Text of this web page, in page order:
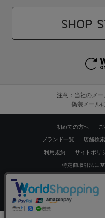
SHOP
注意：当社のメ
偽装メール
初めての方へ
ブランド一覧 店舗検索
利用規約 サイトポリ
特定商取引法に
Copyrights © WORLD
スマー